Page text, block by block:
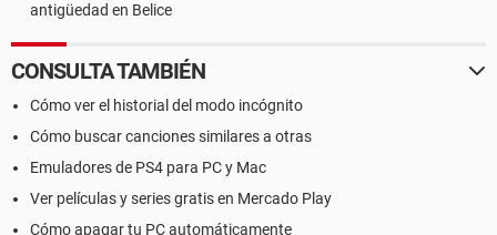
antigüedad en Belice
CONSULTA TAMBIÉN
Cómo ver el historial del modo incógnito
Cómo buscar canciones similares a otras
Emuladores de PS4 para PC y Mac
Ver películas y series gratis en Mercado Play
Cómo apagar tu PC automáticamente